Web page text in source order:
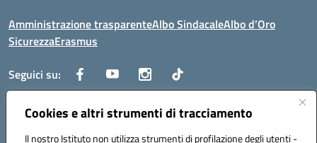
Cookies e altri strumenti di tracciamento
Il nostro Istituto non utilizza strumenti di profilazione degli utenti -
Amministrazione trasparenteAlbo SindacaleAlbo d’Oro
SicurezzaErasmus
Seguici su:
Centralino:0885.426034 Email:FGTD02000P@istruzione.it